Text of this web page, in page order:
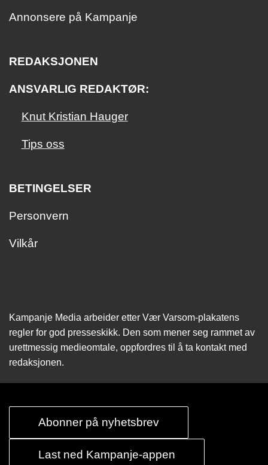
Annonsere på Kampanje
REDAKSJONEN
ANSVARLIG REDAKTØR:
Knut Kristian Hauger
Tips oss
BETINGELSER
Personvern
Vilkår
Kampanje Media arbeider etter Vær Varsom-plakatens
regler for god presseskikk. Den som mener seg rammet av
urettmessig medie­omtale, oppfordres til å ta kontakt med
redaksjonen.
Abonner på nyhetsbrev
Last ned Kampanje-appen